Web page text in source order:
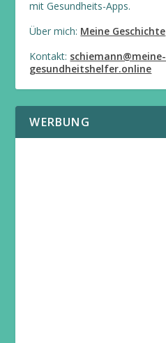
mit Gesundheits-Apps.
Über mich: Meine Geschichte
Kontakt: schiemann@meine-
gesundheitshelfer.online
WERBUNG